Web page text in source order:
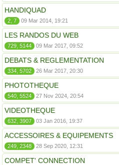
HANDIQUAD
2, 7 09 Mar 2014, 19:21
LES RANDOS DU WEB
729, 5144 09 Mar 2017, 09:52
DEBATS & REGLEMENTATION
334, 5702 26 Mar 2017, 20:30
PHOTOTHEQUE
540, 5524 27 Nov 2024, 20:54
VIDEOTHEQUE
632, 3907 03 Jan 2016, 19:37
ACCESSOIRES & EQUIPEMENTS
249, 2348 28 Sep 2020, 12:31
COMPET' CONNECTION